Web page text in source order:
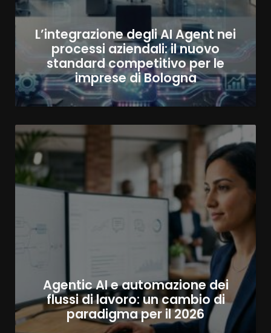
L’integrazione degli AI Agent nei
processi aziendali: il nuovo
standard competitivo per le
imprese di Bologna
Agentic AI e automazione dei
flussi di lavoro: un cambio di
paradigma per il 2026